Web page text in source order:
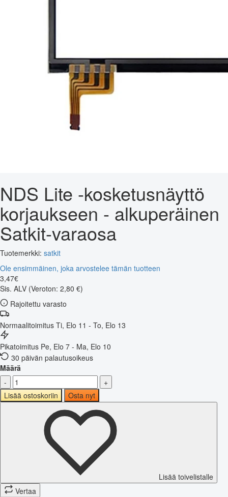
NDS Lite -kosketusnäyttö
korjaukseen - alkuperäinen
Satkit-varaosa
Tuotemerkki: satkit
Ole ensimmäinen, joka arvostelee tämän tuotteen
3,47€
Sis. ALV (Veroton: 2,80 €)
Rajoitettu varasto
Normaalitoimitus Ti, Elo 11 - To, Elo 13
Pikatoimitus Pe, Elo 7 - Ma, Elo 10
30 päivän palautusoikeus
Määrä
-
+
Lisää ostoskoriin
Osta nyt
Lisää toivelistalle
Vertaa